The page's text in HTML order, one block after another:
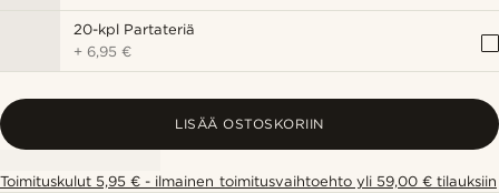
20-kpl Partateriä
+6,95 €
LISÄÄ OSTOSKORIIN
Toimituskulut 5,95 € - ilmainen toimitusvaihtoehto yli 59,00 € tilauksiin